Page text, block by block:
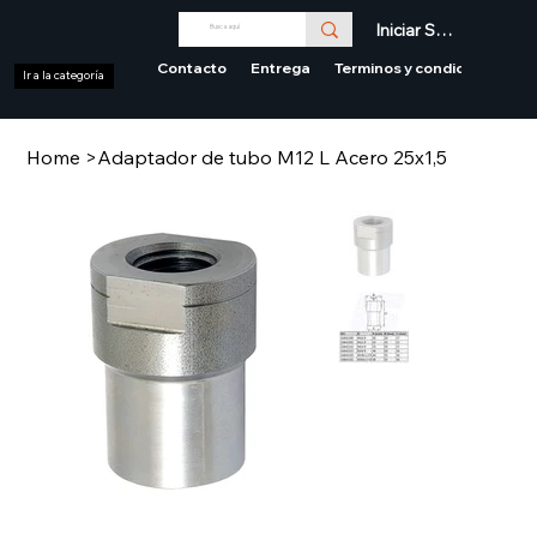
Iniciar Sesión
Contacto Entrega Terminos y condiciones
Ir a la categoría
Home >Adaptador de tubo M12 L Acero 25x1,5